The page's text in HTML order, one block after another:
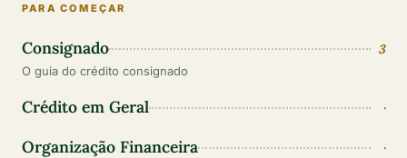
PARA COMEÇAR
Consignado 3
O guia do crédito consignado
Crédito em Geral ·
Organização Financeira ·